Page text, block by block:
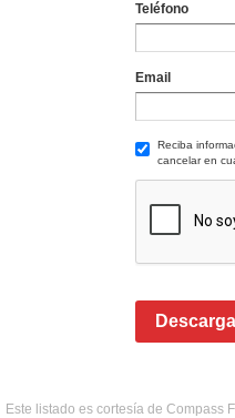
Teléfono
Email
Reciba
cancelar en
Este listado es cortesía de Compass